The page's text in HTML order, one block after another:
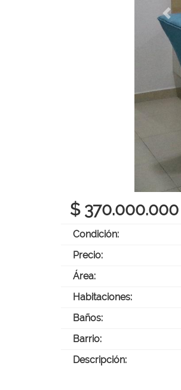
$ 370.000.000
Condición:
Precio:
Área:
Habitaciones:
Baños:
Barrio:
Descripción: